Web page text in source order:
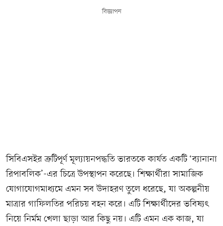
বিজ্ঞাপন
সিবিএসইর ত্রুটিপূর্ণ মূল্যায়নপদ্ধতি ভারতকে কার্যত একটি ‘ব্যানানা
রিপাবলিক’-এর চিত্রে উপস্থাপন করেছে। শিক্ষার্থীরা সামাজিক
যোগাযোগমাধ্যমে এমন সব উদাহরণ তুলে ধরেছে, যা অকল্পনীয়
মাত্রার গাফিলতির পরিচয় বহন করে। এটি শিক্ষার্থীদের ভবিষ্যৎ
নিয়ে নির্মম খেলা ছাড়া আর কিছু নয়। এটি এমন এক কাজ, যা